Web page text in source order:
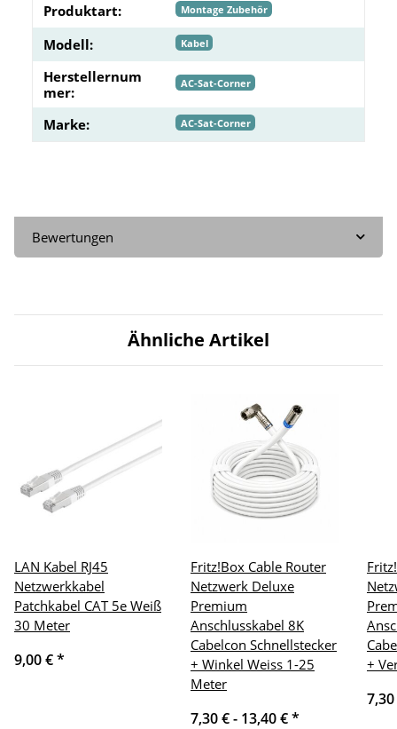
Produktart: Montage Zubehör
Modell: Kabel
Herstellernum
mer:
AC-Sat-Corner
Marke: AC-Sat-Corner
Bewertungen
Ähnliche Artikel
LAN Kabel RJ45
Netzwerkkabel
Patchkabel CAT 5e Weiß
30 Meter
9,00 €*
Fritz!Box Cable Router
Netzwerk Deluxe
Premium
Anschlusskabel 8K
Cabelcon Schnellstecker
+ Winkel Weiss 1-25
Meter
7,30 € - 13,40 €*
+